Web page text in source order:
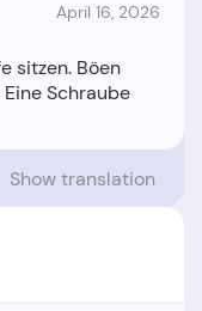
April 16, 2026
sitzen. Böen
Schraube
Show translation